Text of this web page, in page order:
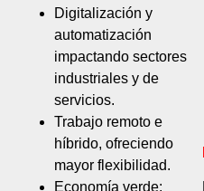
Digitalización y
automatización
impactando sectores
industriales y de
servicios.
Trabajo remoto e
híbrido, ofreciendo
mayor flexibilidad.
Economía verde: